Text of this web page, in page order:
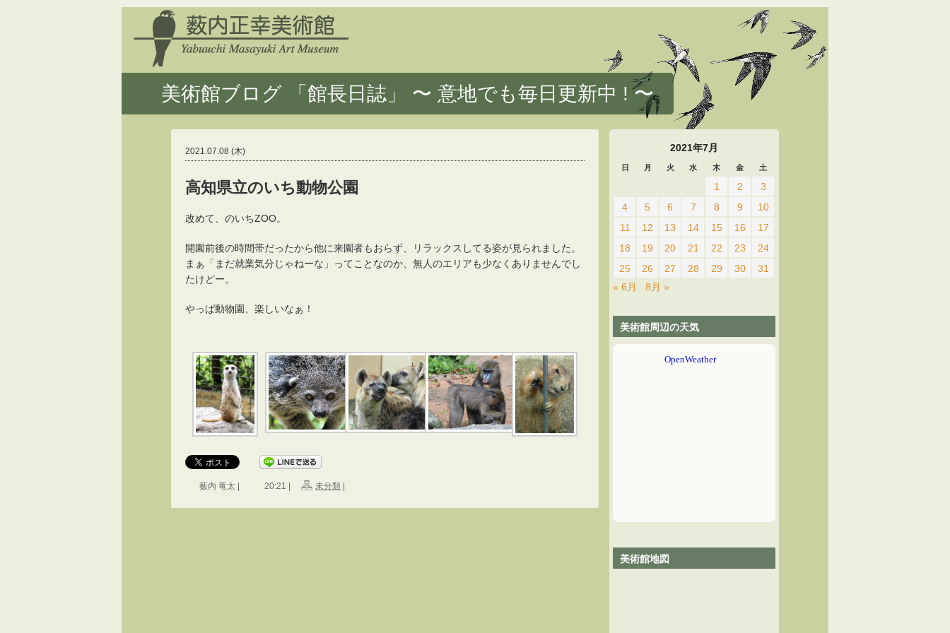
美術館ブログ 「館長日誌」 〜 意地でも毎日更新中 ! 〜
2021.07.08 (木)
高知県立のいち動物公園
改めて、のいちZOO。
開園前後の時間帯だったから他に来園者もおらず、リラックスしてる姿が見られました。
まぁ「まだ就業気分じゃねーな」ってことなのか、無人のエリアも少なくありませんでし
たけどー。
やっぱ動物園、楽しいなぁ！
薮内 竜太 | 20:21 | 未分類
2021年7月
日 月 火 水 木 金 土
1 2
3
4
5 6 7 8 9
10
11
12 13 14 15 16
17
18
19 20 21 22 23
24
25
26 27 28 29 30
31
« 6月
8月 »
美術館周辺の天気
美術館地図